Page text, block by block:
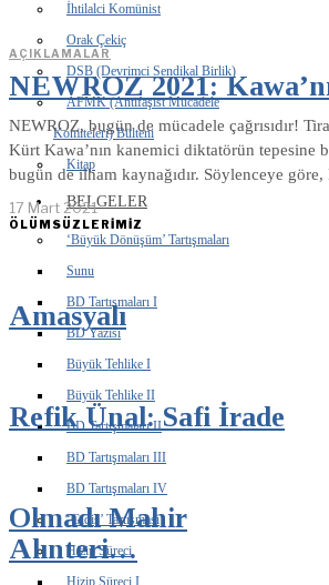
İhtilalci Komünist
Orak Çekiç
DSB (Devrimci Sendikal Birlik)
AFMK (Antifaşist Mücadele
Komiteleri) Bülteni
Kitap
BELGELER
‘Büyük Dönüşüm’ Tartışmaları
Sunu
BD Tartışmaları I
BD Yazısı
Büyük Tehlike I
Büyük Tehlike II
BD Tartışmaları II
BD Tartışmaları III
BD Tartışmaları IV
‘Gidiş’ Tartışması
Hizip Süreci
Hizip Süreci I
AÇIKLAMALAR
NEWROZ 2021:
NEWROZ, bugün de mücadele çağrısıdır!
Kürt Kawa’nın kanemici diktatörün tepesine
bugün de ilham kaynağıdır. Söylenceye
17 Mart 2021
ÖLÜMSÜZLERİMİZ
Amasyalı
Refik Ünal: Safi İrade
Olmadı Mahir
Alınteri…